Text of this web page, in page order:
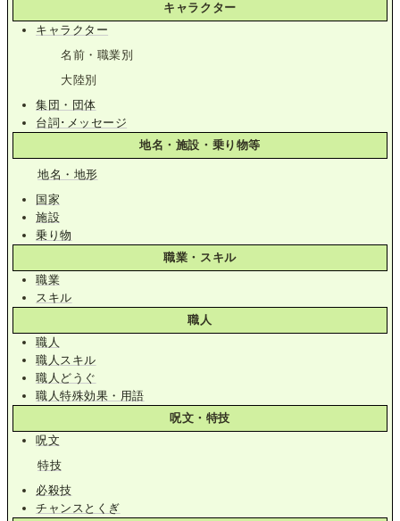
キャラクター
キャラクター
名前・職業別
大陸別
集団・団体
台詞･メッセージ
地名・施設・乗り物等
地名・地形
国家
施設
乗り物
職業・スキル
職業
スキル
職人
職人
職人スキル
職人どうぐ
職人特殊効果・用語
呪文・特技
呪文
特技
必殺技
チャンスとくぎ